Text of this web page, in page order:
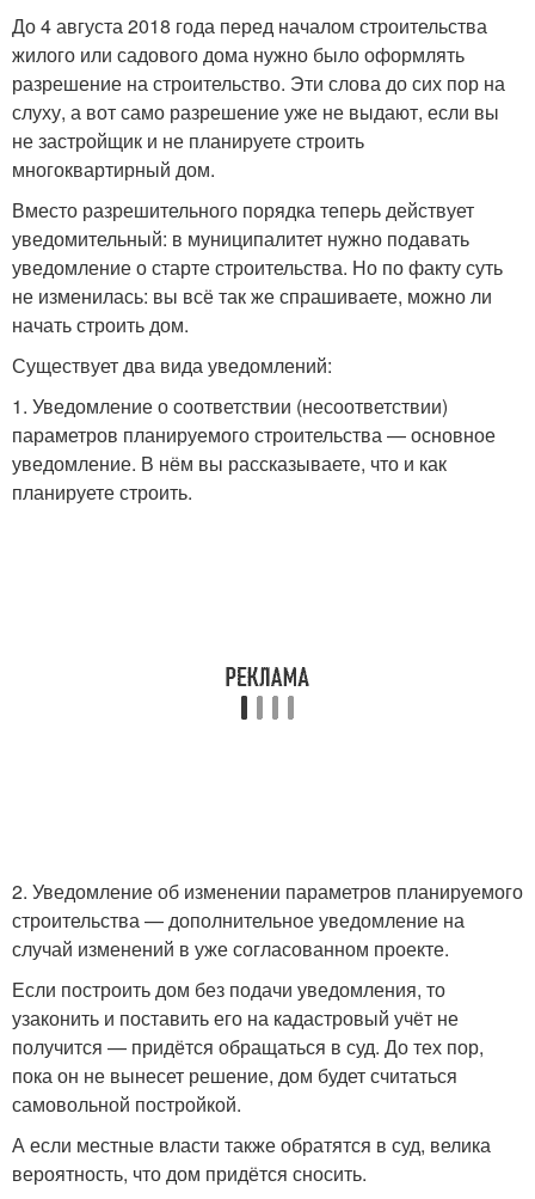
До 4 августа 2018 года перед началом строительства
жилого или садового дома нужно было оформлять
разрешение на строительство. Эти слова до сих пор на
слуху, а вот само разрешение уже не выдают, если вы
не застройщик и не планируете строить
многоквартирный дом.
Вместо разрешительного порядка теперь действует
уведомительный: в муниципалитет нужно подавать
уведомление о старте строительства. Но по факту суть
не изменилась: вы всё так же спрашиваете, можно ли
начать строить дом.
Существует два вида уведомлений:
1. Уведомление о соответствии (несоответствии)
параметров планируемого строительства — основное
уведомление. В нём вы рассказываете, что и как
планируете строить.
2. Уведомление об изменении параметров планируемого
строительства — дополнительное уведомление на
случай изменений в уже согласованном проекте.
Если построить дом без подачи уведомления, то
узаконить и поставить его на кадастровый учёт не
получится — придётся обращаться в суд. До тех пор,
пока он не вынесет решение, дом будет считаться
самовольной постройкой.
А если местные власти также обратятся в суд, велика
вероятность, что дом придётся сносить.